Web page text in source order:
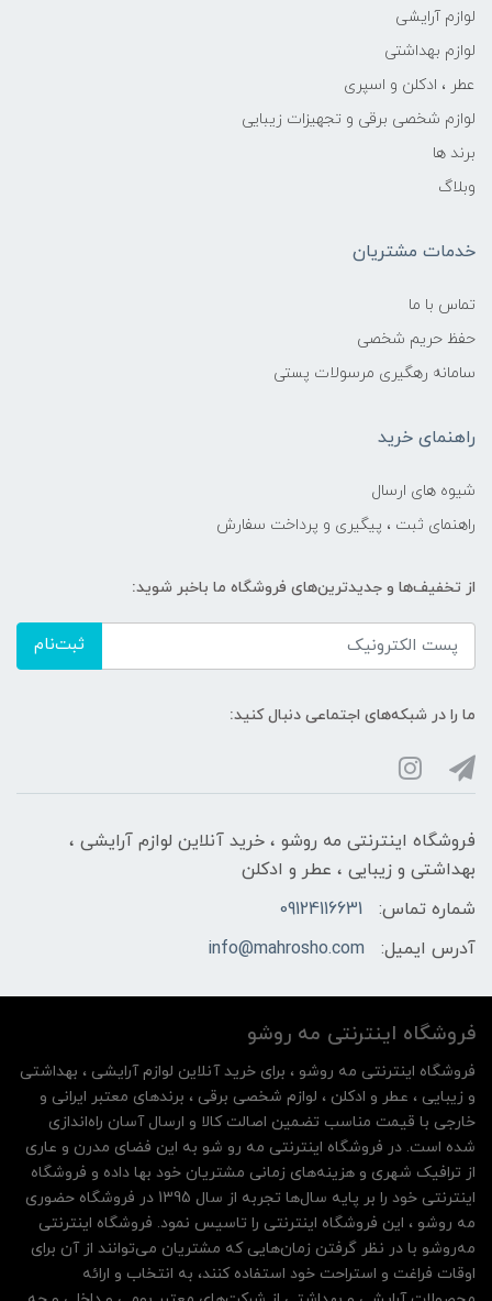
لوازم آرایشی
لوازم بهداشتی
عطر ، ادکلن و اسپری
لوازم شخصی برقی و تجهیزات زیبایی
برند ها
وبلاگ
خدمات مشتریان
تماس با ما
حفظ حریم شخصی
سامانه رهگیری مرسولات پستی
راهنمای خرید
شیوه های ارسال
راهنمای ثبت ، پیگیری و پرداخت سفارش
از تخفیف‌ها و جدیدترین‌های فروشگاه ما باخبر شوید:
ثبت‌نام
ما را در شبکه‌های اجتماعی دنبال کنید:
فروشگاه اینترنتی مه‌ رو‌شو ، خرید آنلاین لوازم آرایشی ،
بهداشتی و زیبایی ، عطر و ادکلن
شماره تماس:
09124116631
آدرس ایمیل:
info@mahrosho.com
فروشگاه اینترنتی مه‌ رو‌شو
فروشگاه اینترنتی مه‌ رو‌شو ، برای خرید آنلاین لوازم آرایشی ، بهداشتی
و زیبایی ، عطر و ادکلن ، لوازم شخصی برقی ، برندهای معتبر ایرانی و
خارجی با قیمت مناسب تضمین اصالت کالا و ارسال آسان راه‌اندازی
شده است. در فروشگاه اینترنتی مه رو شو به این فضای مدرن و عاری
از ترافیک شهری و هزینه‌های زمانی مشتریان خود بها داده و فروشگاه
اینترنتی خود را بر پایه سال‌ها تجربه از سال 1395 در فروشگاه حضوری
مه روشو ، این فروشگاه اینترنتی را تاسیس نمود. فروشگاه اینترنتی
مه‌رو‌شو با در نظر گرفتن زمان‌هایی که مشتریان می‌توانند از آن‌ برای
اوقات فراغت و استراحت خود استفاده کنند، به انتخاب و ارائه